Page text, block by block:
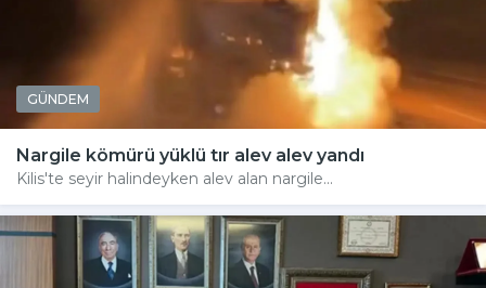
GÜNDEM
Nargile kömürü yüklü tır alev alev yandı
Kilis'te seyir halindeyken alev alan nargile...